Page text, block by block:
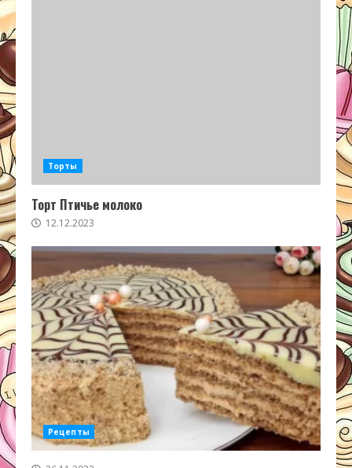
Торты
Торт Птичье молоко
12.12.2023
Рецепты